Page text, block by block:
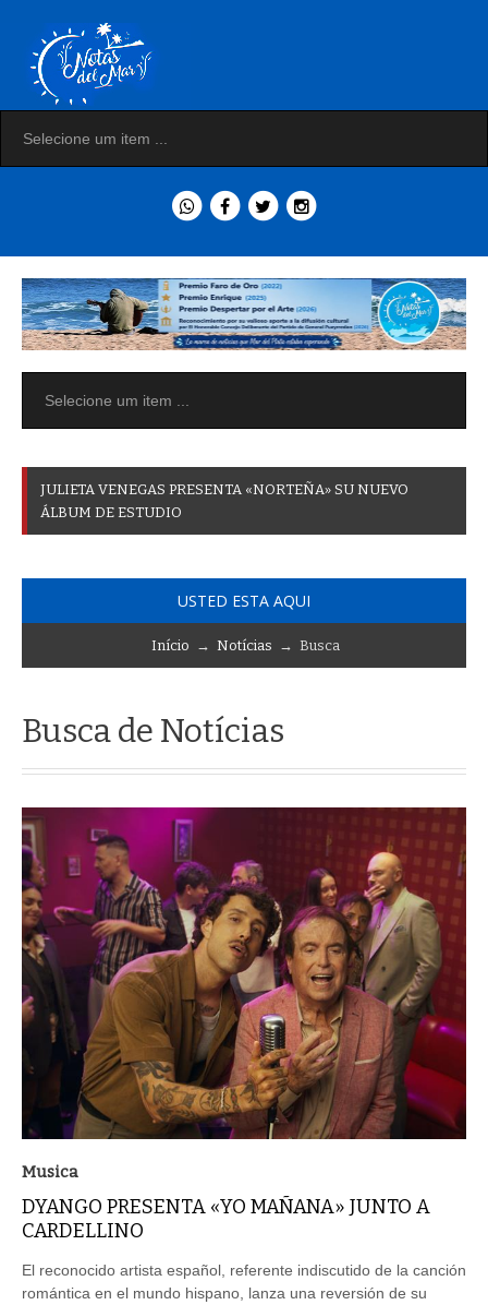
JULIETA VENEGAS PRESENTA «NORTEÑA» SU NUEVO
ÁLBUM DE ESTUDIO
USTED ESTA AQUI
Início → Notícias → Busca
Busca de Notícias
Musica
DYANGO PRESENTA «YO MAÑANA» JUNTO A
CARDELLINO
El reconocido artista español, referente indiscutido de la canción
romántica en el mundo hispano, lanza una reversión de su